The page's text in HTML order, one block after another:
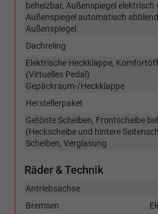
beheizbar, Außenspiegel elektrisch
Außenspiegel automatisch
Außenspiegel
Dachreling
Elektrische Heckklappe,
(Virtuelles Pedal)
Gepäckraum-/Heckklappe
Herstellerpaket
Getönte Scheiben, Frontscheibe
(Heckscheibe und hintere
Scheiben, Verglasung
Räder & Technik
Antriebsachse
Bremsen